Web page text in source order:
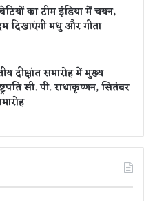
का टीम इंडिया में चयन,
दिखाएंगी मधु और गीता
दीक्षांत समारोह में मुख्य
सी. पी. राधाकृष्णन, सितंबर